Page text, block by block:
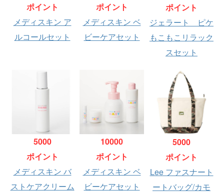
ポイント
メディスキン ア
ルコールセット
ポイント
メディスキン ベ
ビーケアセット
ポイント
ジェラート ピケ
もこもこリラック
スセット
5000
ポイント
メディスキン バ
ストケアクリーム
10000
ポイント
メディスキン ベ
ビーケアセット
5000
ポイント
Lee ファスナート
ートバッグ/カモ